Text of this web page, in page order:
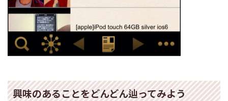
興味のあることをどんどん辿ってみよう